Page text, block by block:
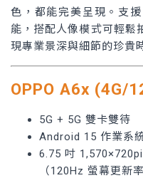
色，都能完美呈現。支
能，搭配人像模式可輕鬆
現專業景深與細節的珍貴
OPPO A6x (4G/
5G + 5G 雙卡雙待
Android 15 作業系
6.75 吋
（120Hz 螢幕更新